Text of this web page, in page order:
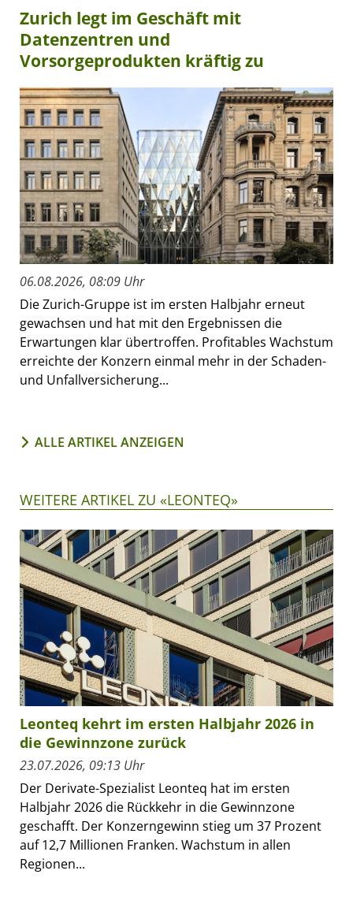
Zurich legt im Geschäft mit
Datenzentren und
Vorsorgeprodukten kräftig zu
06.08.2026, 08:09 Uhr
Die Zurich-Gruppe ist im ersten Halbjahr erneut
gewachsen und hat mit den Ergebnissen die
Erwartungen klar übertroffen. Profitables Wachstum
erreichte der Konzern einmal mehr in der Schaden-
und Unfallversicherung...
ALLE ARTIKEL ANZEIGEN
WEITERE ARTIKEL ZU «LEONTEQ»
Leonteq kehrt im ersten Halbjahr 2026 in
die Gewinnzone zurück
23.07.2026, 09:13 Uhr
Der Derivate-Spezialist Leonteq hat im ersten
Halbjahr 2026 die Rückkehr in die Gewinnzone
geschafft. Der Konzerngewinn stieg um 37 Prozent
auf 12,7 Millionen Franken. Wachstum in allen
Regionen...